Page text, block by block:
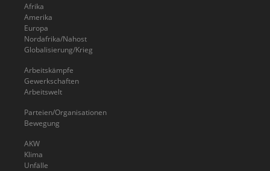
Afrika
Amerika
Europa
Nordafrika/Nahost
Globalisierung/Krieg
Arbeitskämpfe
Gewerkschaften
Arbeitswelt
Parteien/Organisationen
Bewegung
AKW
Klima
Unfälle